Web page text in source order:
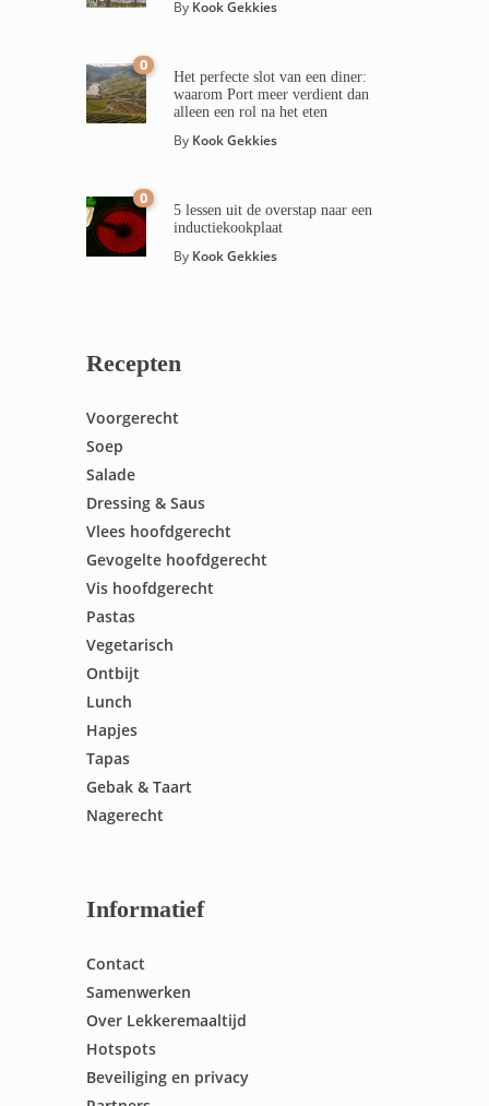
By Kook Gekkies
0
Het perfecte slot van een diner:
waarom Port meer verdient dan
alleen een rol na het eten
By Kook Gekkies
0
5 lessen uit de overstap naar een
inductiekookplaat
By Kook Gekkies
Recepten
Voorgerecht
Soep
Salade
Dressing & Saus
Vlees hoofdgerecht
Gevogelte hoofdgerecht
Vis hoofdgerecht
Pastas
Vegetarisch
Ontbijt
Lunch
Hapjes
Tapas
Gebak & Taart
Nagerecht
Informatief
Contact
Samenwerken
Over Lekkeremaaltijd
Hotspots
Beveiliging en privacy